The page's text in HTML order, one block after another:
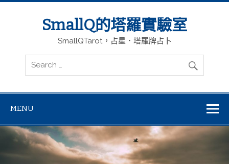
SmallQ的塔羅實驗室
SmallQTarot，占星．塔羅牌占卜
MENU